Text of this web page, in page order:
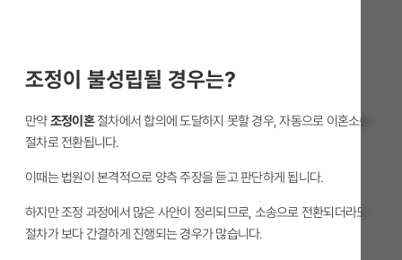
조정이 불성립될 경우는?
만약조정이혼절차에서 합의에 도달하지 못할 경우, 자동으로 이혼소송
절차로 전환됩니다.
이때는 법원이 본격적으로 양측 주장을 듣고 판단하게 됩니다.
하지만 조정 과정에서 많은 사안이 정리되므로, 소송으로 전환되더라도
절차가 보다 간결하게 진행되는 경우가 많습니다.